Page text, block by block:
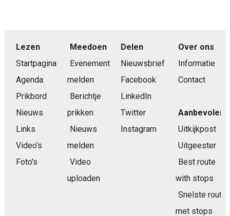
Lezen
Startpagina
Agenda
Prikbord
Nieuws
Links
Video's
Foto's
Meedoen
Evenement
melden
Berichtje
prikken
Nieuws
melden
Video
uploaden
Delen
Nieuwsbrief
Facebook
LinkedIn
Twitter
Instagram
Over ons
Informatie
Contact
Aanbevolen
Uitkijkpost
Uitgeester
Best route
with stops
Snelste route
met stops